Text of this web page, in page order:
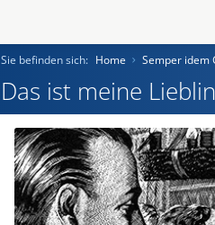
Home
Einst und Heute
Marken
Sie befinden sich: Home Semper idem
Das ist meine